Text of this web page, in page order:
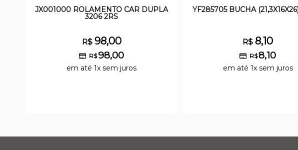
JX001000 ROLAMENTO CAR DUPLA
3206 2RS
R$ 98,00
R$98,00
em até 1x sem juros
YF285705 BUCHA
R$8,10
R$8,10
em até 1x sem juros